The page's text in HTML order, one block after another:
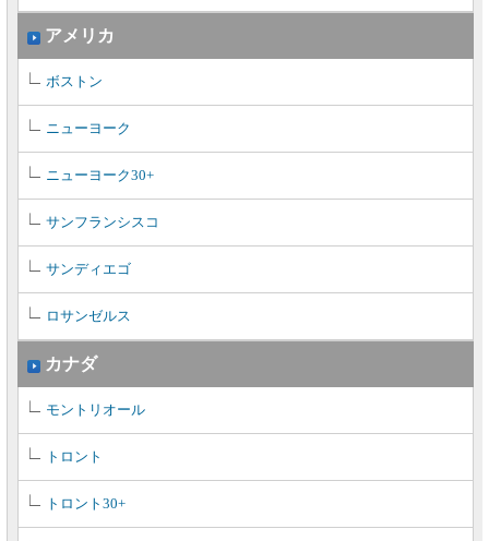
アメリカ
ボストン
ニューヨーク
ニューヨーク30+
サンフランシスコ
サンディエゴ
ロサンゼルス
カナダ
モントリオール
トロント
トロント30+